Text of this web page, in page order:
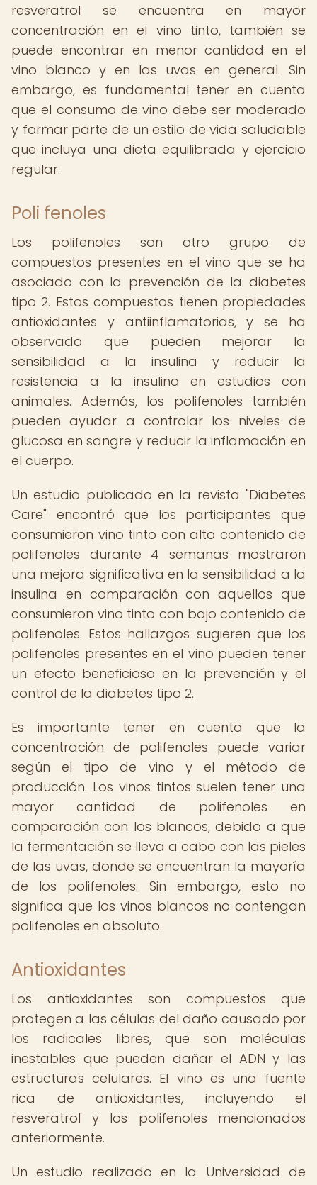
resveratrol se encuentra en mayor
concentración en el vino tinto, también se
puede encontrar en menor cantidad en el
vino blanco y en las uvas en general. Sin
embargo, es fundamental tener en cuenta
que el consumo de vino debe ser moderado
y formar parte de un estilo de vida saludable
que incluya una dieta equilibrada y ejercicio
regular.
Poli fenoles
Los polifenoles son otro grupo de
compuestos presentes en el vino que se ha
asociado con la prevención de la diabetes
tipo 2. Estos compuestos tienen propiedades
antioxidantes y antiinflamatorias, y se ha
observado que pueden mejorar la
sensibilidad a la insulina y reducir la
resistencia a la insulina en estudios con
animales. Además, los polifenoles también
pueden ayudar a controlar los niveles de
glucosa en sangre y reducir la inflamación en
el cuerpo.
Un estudio publicado en la revista "Diabetes
Care" encontró que los participantes que
consumieron vino tinto con alto contenido de
polifenoles durante 4 semanas mostraron
una mejora significativa en la sensibilidad a la
insulina en comparación con aquellos que
consumieron vino tinto con bajo contenido de
polifenoles. Estos hallazgos sugieren que los
polifenoles presentes en el vino pueden tener
un efecto beneficioso en la prevención y el
control de la diabetes tipo 2.
Es importante tener en cuenta que la
concentración de polifenoles puede variar
según el tipo de vino y el método de
producción. Los vinos tintos suelen tener una
mayor cantidad de polifenoles en
comparación con los blancos, debido a que
la fermentación se lleva a cabo con las pieles
de las uvas, donde se encuentran la mayoría
de los polifenoles. Sin embargo, esto no
significa que los vinos blancos no contengan
polifenoles en absoluto.
Antioxidantes
Los antioxidantes son compuestos que
protegen a las células del daño causado por
los radicales libres, que son moléculas
inestables que pueden dañar el ADN y las
estructuras celulares. El vino es una fuente
rica de antioxidantes, incluyendo el
resveratrol y los polifenoles mencionados
anteriormente.
Un estudio realizado en la Universidad de